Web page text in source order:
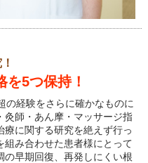
5つ保持！
の経験をさらに確かなものに
灸師・あん摩・マッサージ指
に関する研究を絶えず行っ
組み合わせた患者様にとって
早期回復、再発しにくい根